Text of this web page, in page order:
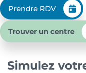
Prendre RDV
Trouver un centre
Simulez